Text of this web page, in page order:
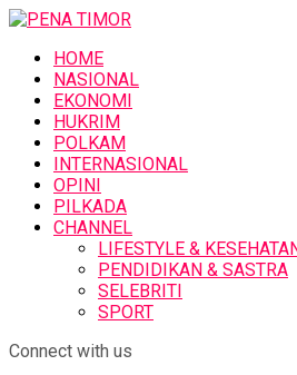
HOME
NASIONAL
EKONOMI
HUKRIM
POLKAM
INTERNASIONAL
OPINI
PILKADA
CHANNEL
LIFESTYLE &
PENDIDIKAN & SASTRA
SELEBRITI
SPORT
Connect with us